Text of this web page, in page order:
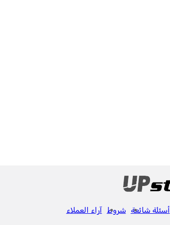
أسئلة شائعة شروط آراء العملاء